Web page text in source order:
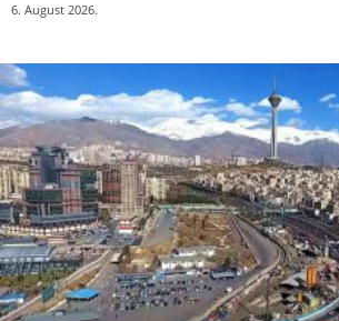
6. August 2026.